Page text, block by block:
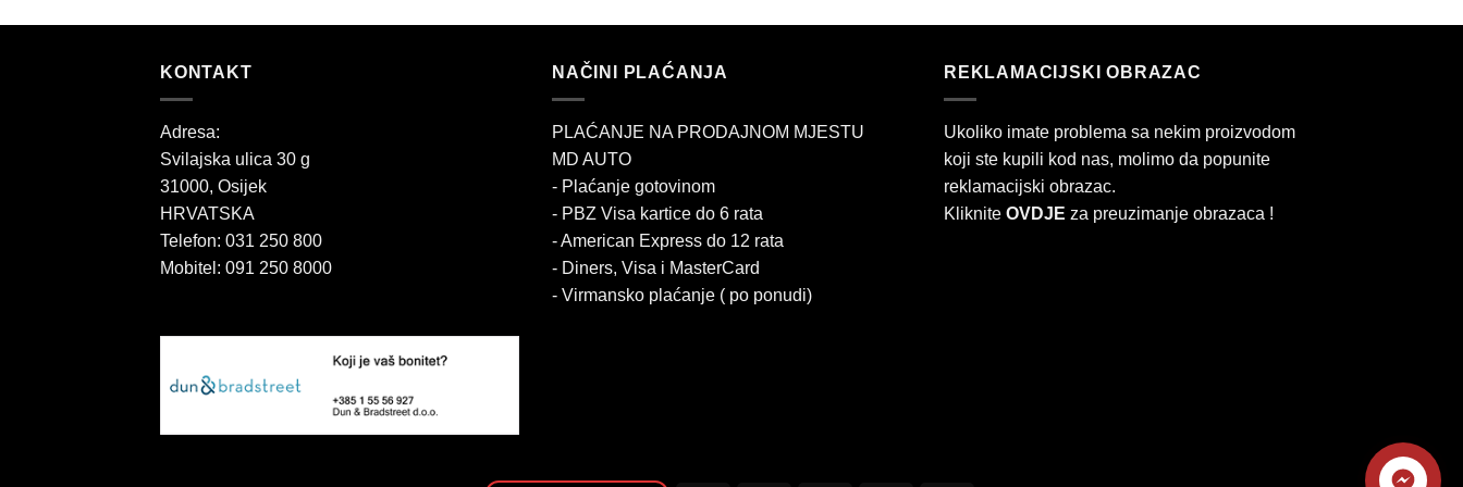
KONTAKT
Adresa:
Svilajska ulica 30 g
31000, Osijek
HRVATSKA
Telefon: 031 250 800
Mobitel: 091 250 8000
NAČINI PLAĆANJA
PLAĆANJE NA PRODAJNOM MJESTU
MD AUTO
- Plaćanje gotovinom
- PBZ Visa kartice do 6 rata
- American Express do 12 rata
- Diners, Visa i MasterCard
- Virmansko plaćanje ( po ponudi)
REKLAMACIJSKI OBRAZAC
Ukoliko imate problema sa nekim proizvodom
koji ste kupili kod nas, molimo da popunite
reklamacijski obrazac.
Kliknite OVDJE za preuzimanje obrazaca !